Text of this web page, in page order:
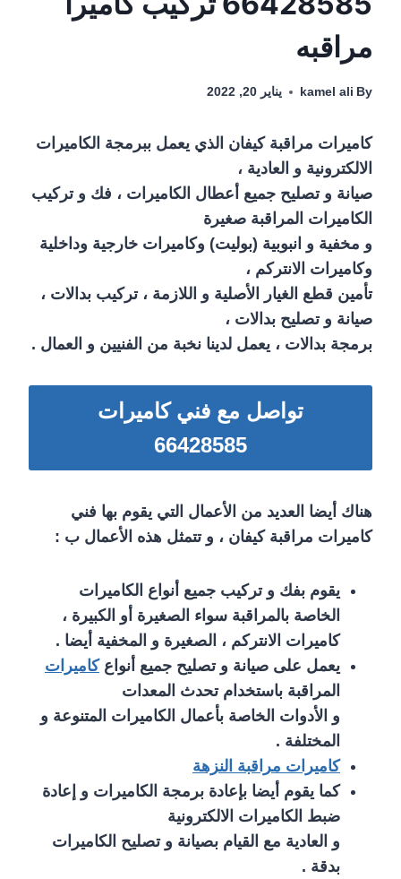
مراقبه
By
kamel ali يناير 20, 2022
كاميرات مراقبة كيفان الذي يعمل ببرمجة الكاميرات
الالكترونية و العادية ،
صيانة و تصليح جميع أعطال الكاميرات ، فك و تركيب
الكاميرات المراقبة صغيرة
و مخفية و انبوبية (بوليت) وكاميرات خارجية وداخلية
وكاميرات الانتركم ،
تأمين قطع الغيار الأصلية و اللازمة ، تركيب بدالات ،
صيانة و تصليح بدالات ،
برمجة بدالات ، يعمل لدينا نخبة من الفنيين و العمال .
تواصل مع فني كاميرات
66428585
هناك أيضا العديد من الأعمال التي يقوم بها فني
كاميرات مراقبة كيفان ، و تتمثل هذه الأعمال ب :
يقوم بفك و تركيب جميع أنواع الكاميرات
الخاصة بالمراقبة سواء الصغيرة أو الكبيرة ،
كاميرات الانتركم ، الصغيرة و المخفية أيضا .
يعمل على صيانة و تصليح جميع أنواعكاميرات
المراقبة باستخدام تحدث المعدات
و الأدوات الخاصة بأعمال الكاميرات المتنوعة و
المختلفة .
كاميرات مراقبة النزهة
كما يقوم أيضا بإعادة برمجة الكاميرات و إعادة
ضبط الكاميرات الالكترونية
و العادية مع القيام بصيانة و تصليح الكاميرات
بدقة .